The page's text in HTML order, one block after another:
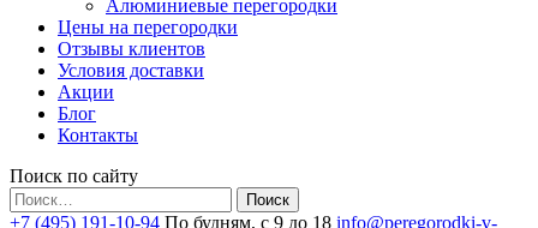
Алюминиевые перегородки
Цены на перегородки
Отзывы клиентов
Условия доставки
Акции
Блог
Контакты
Поиск по сайту
Найти:
+7 (495) 191-10-94 По будням, с 9 до 18 info@peregorodki-v-